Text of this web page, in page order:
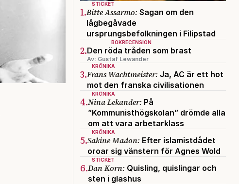
STICKET
1.Bitte Assarmo: Sagan om den
lågbegåvade
ursprungsbefolkningen i Filipstad
BOKRECENSION
2.Den röda tråden som brast
Av: Gustaf Lewander
KRÖNIKA
3.Frans Wachtmeister: Ja, AC är ett hot
mot den franska civilisationen
KRÖNIKA
4.Nina Lekander: På
”Kommunisthögskolan” drömde alla
om att vara arbetarklass
KRÖNIKA
5.Sakine Madon: Efter islamistdådet
oroar sig vänstern för Agnes Wold
STICKET
6.Dan Korn: Quisling, quislingar och
sten i glashus